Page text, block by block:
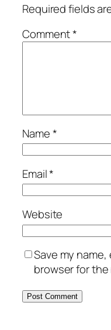
Required fields
Comment*
Name*
Email*
Website
Save my
browser for